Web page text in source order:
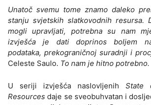
Unatoč svemu tome znamo daleko
stanju svjetskih slatkovodnih resursa.
mogli upravljati, potrebna su nam
izvješća je dati doprinos boljem
podataka, prekograničnoj suradnji i
Celeste Saulo. To nam je hitno potrebno.
U seriji izvješća naslovljenih State
Resources daje se sveobuhvatan i